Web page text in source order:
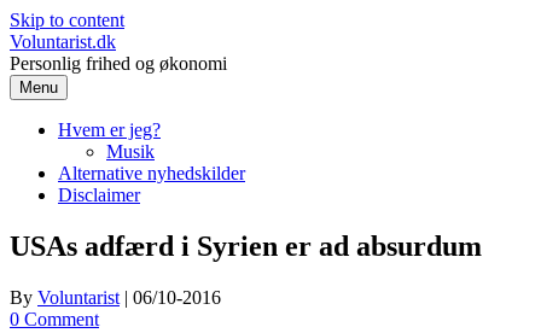
Skip to content
Voluntarist.dk
Personlig frihed og økonomi
Menu
Hvem er jeg?
Musik
Alternative nyhedskilder
Disclaimer
USAs adfærd i Syrien er ad absurdum
By Voluntarist | 06/10-2016
0 Comment